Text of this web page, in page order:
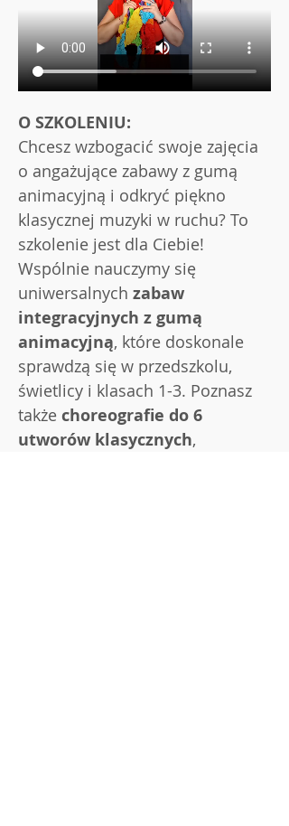
O SZKOLENIU:
Chcesz wzbogacić swoje zajęcia
o angażujące zabawy z gumą
animacyjną i odkryć piękno
klasycznej muzyki w ruchu? To
szkolenie jest dla Ciebie!
Wspólnie nauczymy się
uniwersalnych zabaw
integracyjnych z gumą
animacyjną, które doskonale
sprawdzą się w przedszkolu,
świetlicy i klasach 1-3. Poznasz
także choreografie do 6
utworów klasycznych,